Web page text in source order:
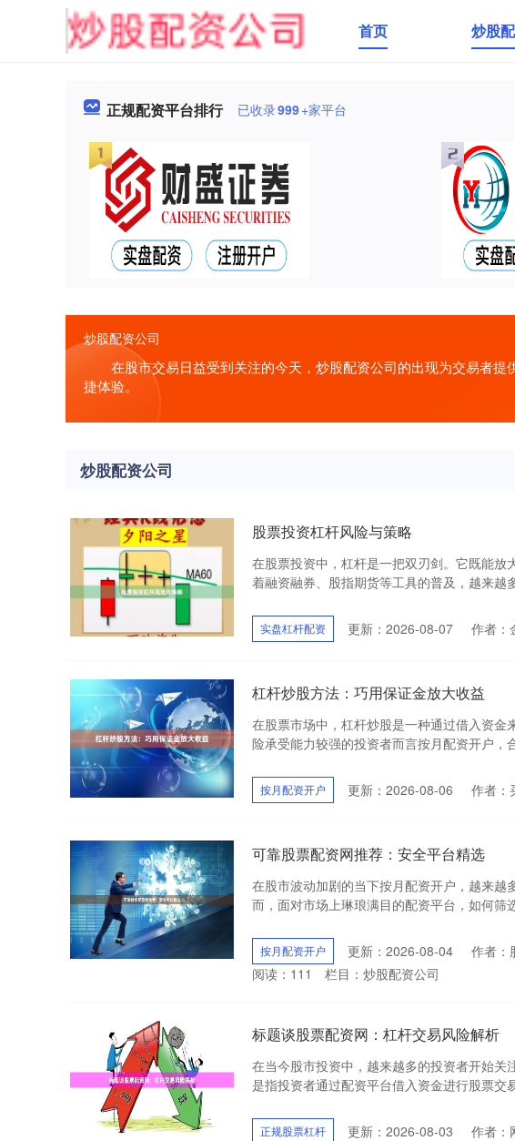
首页 炒股
正规配资平台排行 已收录999+家平台
炒股配资公司
在股市交易日益受到关注的今天，炒股配资公司的出现为交易者
捷体验。
炒股配资公司
股票投资杠杆风险与策略
在股票投资中，杠杆是一把双刃剑。它既能
着融资融券、股指期货等工具的普及，越来
实盘杠杆配资 更新：2026-08-07 作者：
杠杆炒股方法：巧用保证金放大收益
在股票市场中，杠杆炒股是一种通过借入资
险承受能力较强的投资者而言按月配资开户
按月配资开户 更新：2026-08-06 作者：
可靠股票配资网推荐：安全平台精选
在股市波动加剧的当下按月配资开户，越来
而，面对市场上琳琅满目的配资平台，如何
按月配资开户 更新：2026-08-04
作者：
阅读： 111 栏目： 炒股配资公司
标题谈股票配资网：杠杆交易风险解析
在当今股市投资中，越来越多的投资者开始关
是指投资者通过配资平台借入资金进行股票
正规股票杠杆 更新：2026-08-03 作者：